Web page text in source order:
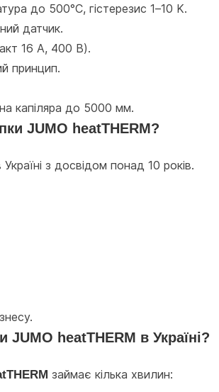
до 500°C, гістерезис 1–10 K.
датчик.
16 A, 400 В).
принцип.
капіляра до 5000 мм.
JUMO heatTHERM?
з досвідом понад 10 років.
JUMO heatTHERM в Україні?
займає кілька хвилин: